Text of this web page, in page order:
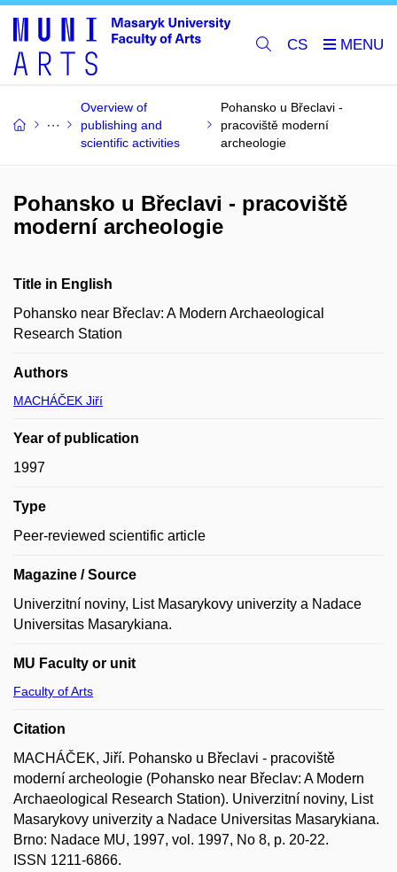
CS
Overview of
publishing and
scientific activities
Pohansko u Břeclavi -
pracoviště moderní
archeologie
Pohansko u Břeclavi - pracoviště
moderní archeologie
Title in English
Pohansko near Břeclav: A Modern Archaeological
Research Station
Authors
MACHÁČEK Jiří
Year of publication
1997
Type
Peer-reviewed scientific article
Magazine / Source
Univerzitní noviny, List Masarykovy univerzity a Nadace
Universitas Masarykiana.
MU Faculty or unit
Faculty of Arts
Citation
MACHÁČEK, Jiří. Pohansko u Břeclavi - pracoviště
moderní archeologie (Pohansko near Břeclav: A Modern
Archaeological Research Station). Univerzitní noviny, List
Masarykovy univerzity a Nadace Universitas Masarykiana.
Brno: Nadace MU, 1997, vol. 1997, No 8, p. 20-22.
ISSN 1211-6866.